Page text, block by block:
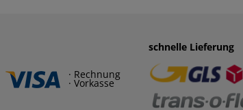
· Rechnung
· Vorkasse
schnelle Lieferung